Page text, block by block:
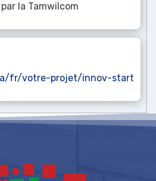
la Tamwilcom
fr/votre-projet/innov-start